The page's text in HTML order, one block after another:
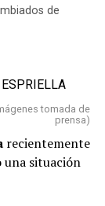
de
tomada de
prensa)
recientemente
una situación